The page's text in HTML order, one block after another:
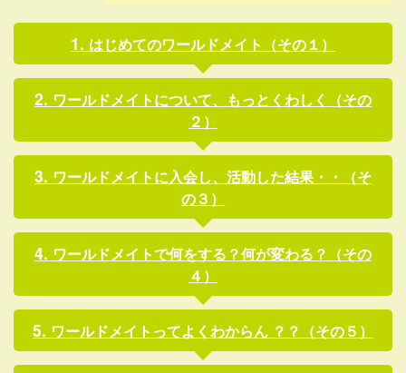
はじめてのワールドメイト（その１）
ワールドメイトについて、もっとくわしく（その
２）
ワールドメイトに入会し、活動した結果・・（そ
の３）
ワールドメイトで何をする？何が変わる？（その
４）
ワールドメイトってよくわからん ？？（その５）